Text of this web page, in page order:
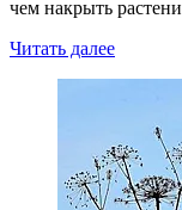
чем накрыть
Читать далее